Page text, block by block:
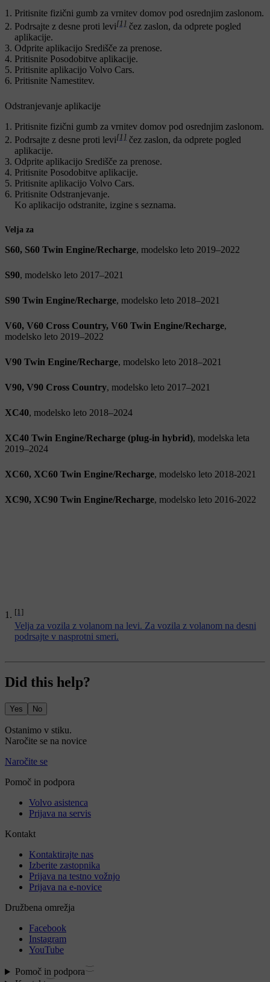
Pritisnite fizični gumb za vrnitev domov pod osrednjim zaslonom.
Podrsajte z desne proti levi[1] čez zaslon, da odprete pogled
aplikacije.
Odprite aplikacijo Središče za prenose.
Pritisnite Posodobitve aplikacije.
Pritisnite aplikacijo Volvo Cars.
Pritisnite Namestitev.
Odstranjevanje aplikacije
Pritisnite fizični gumb za vrnitev domov pod osrednjim zaslonom.
Podrsajte z desne proti levi[1] čez zaslon, da odprete pogled
aplikacije.
Odprite aplikacijo Središče za prenose.
Pritisnite Posodobitve aplikacije.
Pritisnite aplikacijo Volvo Cars.
Pritisnite Odstranjevanje.
Ko aplikacijo odstranite, izgine s seznama.
Velja za
S60, S60 Twin Engine/Recharge, modelsko leto 2019–2022
S90, modelsko leto 2017–2021
S90 Twin Engine/Recharge, modelsko leto 2018–2021
V60, V60 Cross Country, V60 Twin Engine/Recharge,
modelsko leto 2019–2022
V90 Twin Engine/Recharge, modelsko leto 2018–2021
V90, V90 Cross Country, modelsko leto 2017–2021
XC40, modelsko leto 2018–2024
XC40 Twin Engine/Recharge (plug-in hybrid), modelska leta
2019–2024
XC60, XC60 Twin Engine/Recharge, modelsko leto 2018-2021
XC90, XC90 Twin Engine/Recharge, modelsko leto 2016-2022
[1]
Velja za vozila z volanom na levi. Za vozila z volanom na desni
podrsajte v nasprotni smeri.
Did this help?
Yes No